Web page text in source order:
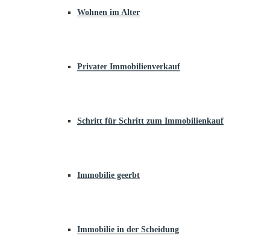
Wohnen im Alter
Privater Immobilienverkauf
Schritt für Schritt zum Immobilienkauf
Immobilie geerbt
Immobilie in der Scheidung